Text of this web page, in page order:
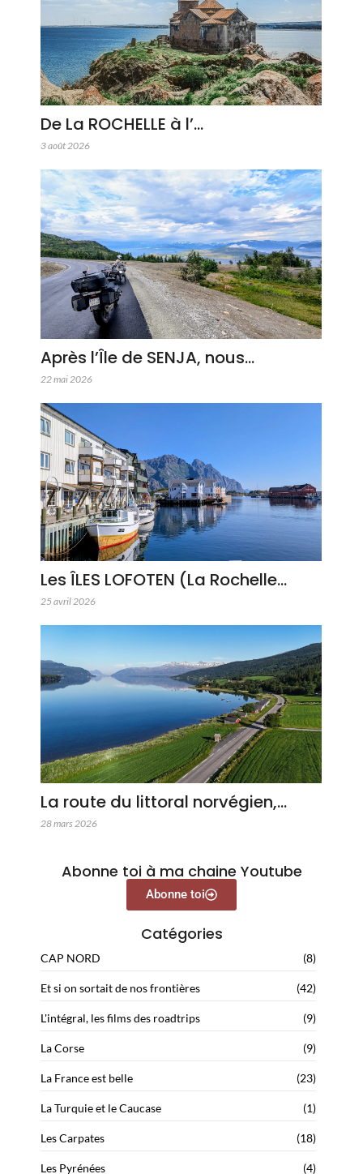
De La ROCHELLE à l’…
3 août 2026
Après l’Île de SENJA, nous…
22 mai 2026
Les ÎLES LOFOTEN (La Rochelle…
25 avril 2026
La route du littoral norvégien,…
28 mars 2026
Abonne toi à ma chaine Youtube
Abonne toi
Catégories
CAP NORD (8)
Et si on sortait de nos frontières (42)
L'intégral, les films des roadtrips (9)
La Corse (9)
La France est belle (23)
La Turquie et le Caucase (1)
Les Carpates (18)
Les Pyrénées (4)